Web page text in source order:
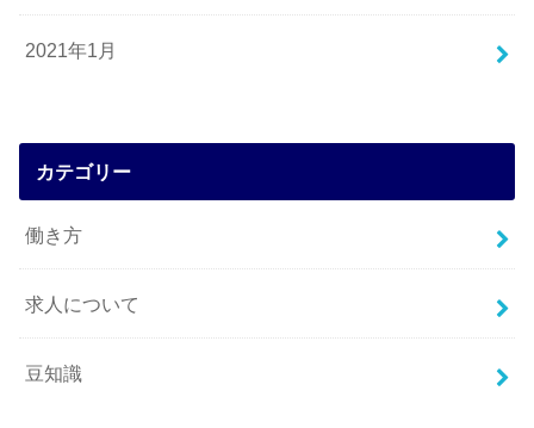
2021年1月
カテゴリー
働き方
求人について
豆知識